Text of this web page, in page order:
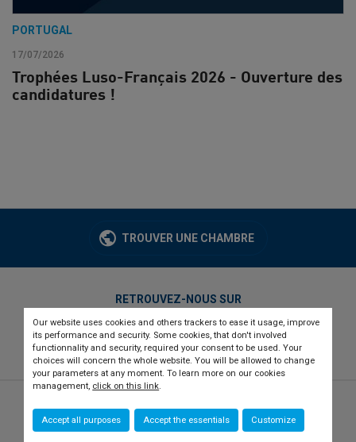
Our website uses cookies and others trackers to ease it usage, improve
its performance and security. Some cookies, that don't involved
functionnality and security, required your consent to be used. Your
choices will concern the whole website. You will be allowed to change
your parameters at any moment. To learn more on our cookies
management, click on this link.
Accept all purposes Accept the essentials Customize
PORTUGAL
17/07/2026
Trophées Luso-Français 2026 - Ouverture des
candidatures !
TROUVER UNE CHAMBRE
RETROUVEZ-NOUS SUR
twitterlinkedinyoutube
Qui sommes-nous ?
Recrutement Presse Contact